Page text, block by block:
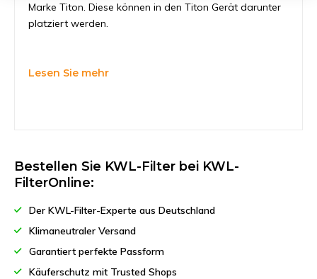
Marke Titon. Diese können in den Titon Gerät darunter
platziert werden.
Lesen Sie mehr
Bestellen Sie KWL-Filter bei KWL-
FilterOnline:
Der KWL-Filter-Experte aus Deutschland
Klimaneutraler Versand
Garantiert perfekte Passform
Käuferschutz mit Trusted Shops